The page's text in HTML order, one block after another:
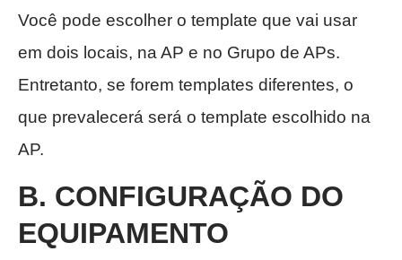
Você pode escolher o template que vai usar
em dois locais, na AP e no Grupo de APs.
Entretanto, se forem templates diferentes, o
que prevalecerá será o template escolhido na
AP.
B. CONFIGURAÇÃO DO
EQUIPAMENTO